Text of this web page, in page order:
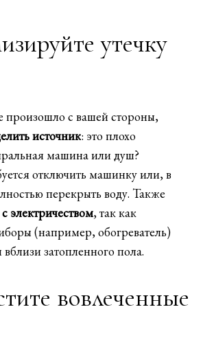
утечку
произошло с вашей стороны,
источник: это плохо
машина или душ?
отключить машинку или, в
перекрыть воду. Также
электричеством, так как
(например, обогреватель)
затопленного пола.
вовлеченные